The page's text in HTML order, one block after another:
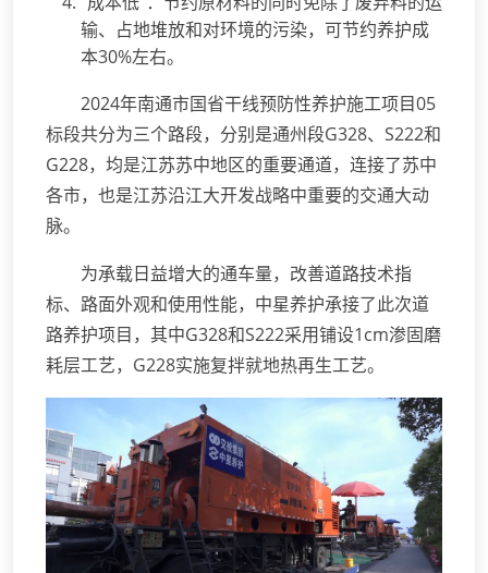
输、占地堆放和对环境的污染，可节约养护成
本30%左右。
2024年南通市国省干线预防性养护施工项目05
标段共分为三个路段，分别是通州段G328、S222和
G228，均是江苏苏中地区的重要通道，连接了苏中
各市，也是江苏沿江大开发战略中重要的交通大动
脉。
为承载日益增大的通车量，改善道路技术指
标、路面外观和使用性能，中星养护承接了此次道
路养护项目，其中G328和S222采用铺设1cm渗固磨
耗层工艺，G228实施复拌就地热再生工艺。